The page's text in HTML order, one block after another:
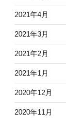
2021年4月
2021年3月
2021年2月
2021年1月
2020年12月
2020年11月